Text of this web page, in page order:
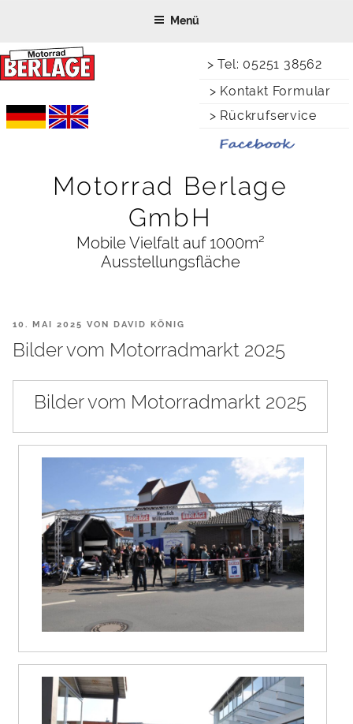
springen
> Tel: 05251 38562
> Kontakt Formular
> Rückrufservice
Motorrad Berlage
GmbH
Mobile Vielfalt auf 1000m²
Ausstellungsfläche
Menü
VERÖFFENTLICHT
AM
10. MAI 2025 VON DAVID KÖNIG
Bilder vom Motorradmarkt 2025
Bilder vom Motorradmarkt 2025